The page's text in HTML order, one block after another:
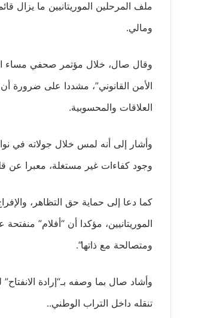
ملف المرحلين الموريتانيين ما يزال
ومالي.
وقال صال، خلال مؤتمر صحفي مساء
الأمن القانوني”، مشددا على ضرورة
العلاقات والمحسوبية.
وأشار إلى أنه لمس خلال جولاته في
وجود كفاءات غير مستغلة، معبرا عن
كما دعا إلى حماية حق التظاهر،
الموريتانيين، مؤكدا أن “أفلام”
ومتصالحة مع ذاتها”.
وأشاد صال بما وصفه بـ“إرادة
تنقله داخل التراب الوطني..